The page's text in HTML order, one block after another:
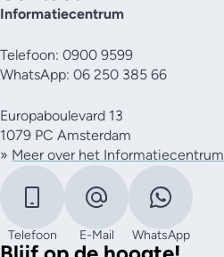
Informatiecentrum
Telefoon: 0900 9599
WhatsApp: 06 250 385 66
Europaboulevard 13
1079 PC Amsterdam
» Meer over het Informatiecentrum
Telefoon E-Mail WhatsApp